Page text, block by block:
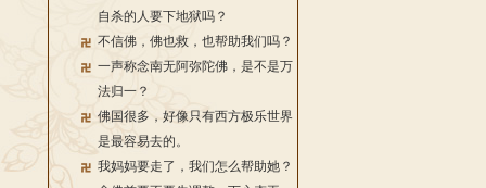
自杀的人要下地狱吗？
不信佛，佛也救，也帮助我们吗？
一声称念南无阿弥陀佛，是不是万
法归一？
佛国很多，好像只有西方极乐世界
是最容易去的。
我妈妈要走了，我们怎么帮助她？